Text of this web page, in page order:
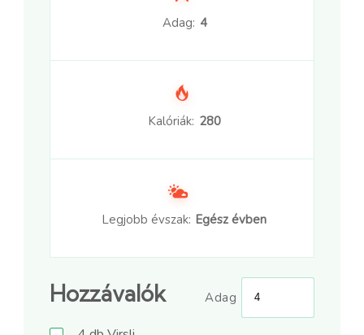
Adag: 4
Kalóriák: 280
Legjobb évszak: Egész évben
Hozzávalók Adag